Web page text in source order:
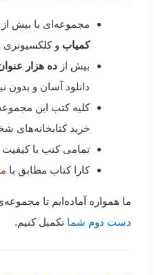
مجموعه‌ای با بیش از
کمیاب و
بیش از ده هزار
دانلود آسان و بدون
کلیه کتب این
خرید کتابخانه‌های
تمامی کتب با
کارا کتاب مطابق با
ما همواره آماده‌ایم تا
دست دوم شما تکمیل کنیم.